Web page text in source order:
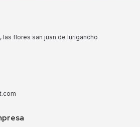
las flores san juan de lurigancho